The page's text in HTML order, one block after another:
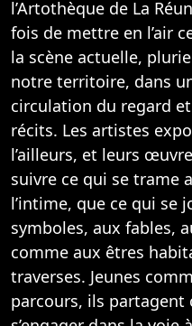
l’Artothèque de La
fois de mettre en l’air
la scène actuelle,
notre territoire, dans
circulation du regard
récits. Les artistes
l’ailleurs, et leurs
suivre ce qui se trame
l’intime, que ce qui se
symboles, aux fables,
comme aux êtres
traverses. Jeunes
parcours, ils partagent